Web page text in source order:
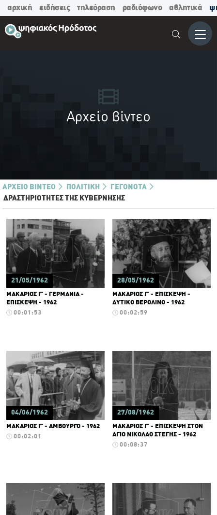
αρχική ειδήσεις τηλεόραση ραδιόφωνο αθλητικά
Μενού
Αρχείο βίντεο
ΑΡΧΕΙΟ ΒΊΝΤΕΟ ΠΟΛΙΤΙΚΗ
ΓΕΓΟΝΌΤΑ
ΔΡΑΣΤΗΡΙΌΤΗΤΕΣ ΤΗΣ ΚΥΒΈΡΝΗΣΗΣ
21/05/1962
ΜΑΚΑΡΙΟΣ Γ' - ΓΕΡΜΑΝΙΑ -
ΕΠΙΣΚΕΨΗ - 1962
00:01:53
28/05/1962
ΜΑΚΑΡΙΟΣ Γ' - ΕΠΙΣΚΕΨΗ -
ΔΥΤΙΚΟ ΒΕΡΟΛΙΝΟ - 1962
00:02:59
04/06/1962
ΜΑΚΑΡΙΟΣ Γ' - ΑΜΒΟΥΡΓΟ - 1962
00:02:01
27/08/1962
ΜΑΚΑΡΙΟΣ Γ' - ΕΠΙΣΚΕΨΗ ΣΤΟΝ
ΑΓΙΟ ΝΙΚΟΛΑΟ ΣΤΕΓΗΣ - 1962
00:08:37